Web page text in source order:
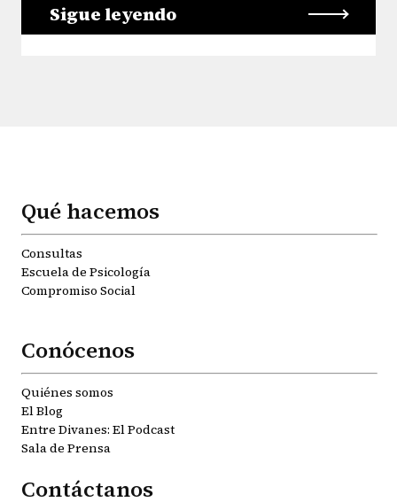
Sigue leyendo
Qué hacemos
Consultas
Escuela de Psicología
Compromiso Social
Conócenos
Quiénes somos
El Blog
Entre Divanes: El Podcast
Sala de Prensa
Contáctanos